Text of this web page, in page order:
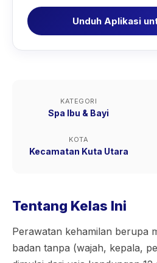
Unduh Aplikasi
KATEGORI
Spa Ibu & Bayi
KOTA
Kecamatan Kuta Utara
Tentang Kelas Ini
Perawatan kehamilan berupa
badan tanpa (wajah, kepala,